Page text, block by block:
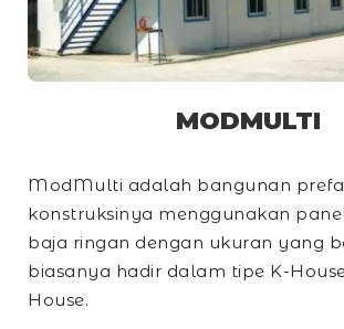
MODMULTI
ModMulti adalah bangunan
konstruksinya menggunakan
baja ringan dengan ukuran yang
biasanya hadir dalam tipe K-
House.